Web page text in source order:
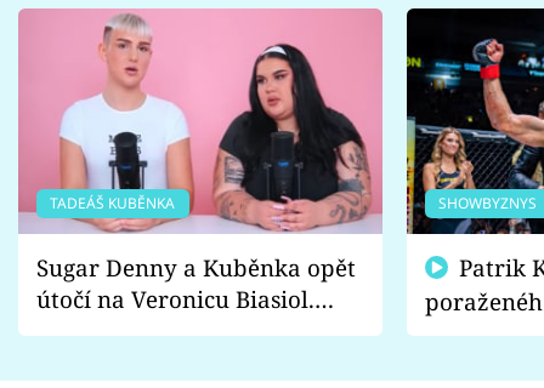
TADEÁŠ KUBĚNKA
Sugar Denny a Kuběnka opět
útočí na Veronicu Biasiol.
Proč je podle nich falešná a
SHOWBYZNYS
fanoušci